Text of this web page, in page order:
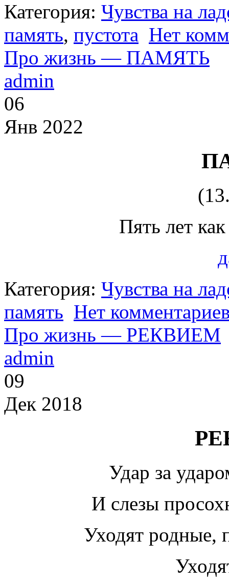
Категория: Чувства на
память, пустота Нет
Про жизнь — ПАМЯТЬ
admin
06
Янв 2022
Пять лет
Категория: Чувства на
память Нет
Про жизнь — РЕКВИЕМ
admin
09
Дек 2018
Удар за
И слезы
Уходят родные,